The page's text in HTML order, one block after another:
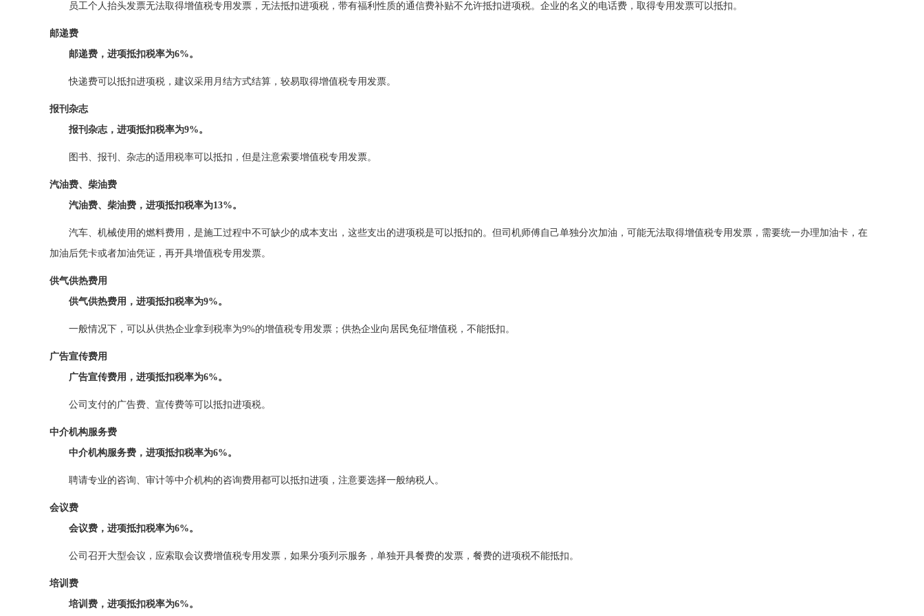
员工个人抬头发票无法取得增值税专用发票，无法抵扣进项税，带有福利性质的通信费补贴不允许抵扣进项税。企业的名义的电话费，取得专用发票可以抵扣。
邮递费
邮递费，进项抵扣税率为6%。
快递费可以抵扣进项税，建议采用月结方式结算，较易取得增值税专用发票。
报刊杂志
报刊杂志，进项抵扣税率为9%。
图书、报刊、杂志的适用税率可以抵扣，但是注意索要增值税专用发票。
汽油费、柴油费
汽油费、柴油费，进项抵扣税率为13%。
汽车、机械使用的燃料费用，是施工过程中不可缺少的成本支出，这些支出的进项税是可以抵扣的。但司机师傅自己单独分次加油，可能无法取得增值税专用发票，需要统一办理加油卡，在
加油后凭卡或者加油凭证，再开具增值税专用发票。
供气供热费用
供气供热费用，进项抵扣税率为9%。
一般情况下，可以从供热企业拿到税率为9%的增值税专用发票；供热企业向居民免征增值税，不能抵扣。
广告宣传费用
广告宣传费用，进项抵扣税率为6%。
公司支付的广告费、宣传费等可以抵扣进项税。
中介机构服务费
中介机构服务费，进项抵扣税率为6%。
聘请专业的咨询、审计等中介机构的咨询费用都可以抵扣进项，注意要选择一般纳税人。
会议费
会议费，进项抵扣税率为6%。
公司召开大型会议，应索取会议费增值税专用发票，如果分项列示服务，单独开具餐费的发票，餐费的进项税不能抵扣。
培训费
培训费，进项抵扣税率为6%。